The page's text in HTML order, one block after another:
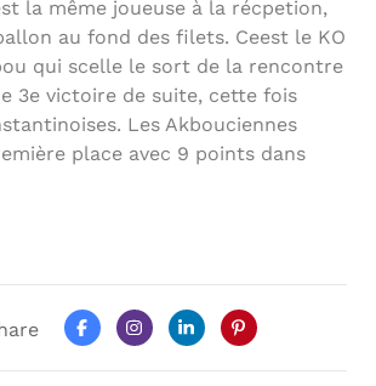
la même joueuse à la récpetion,
au fond des filets. Ceest le KO
qui scelle le sort de la rencontre
3e victoire de suite, cette fois
Les Akbouciennes
place avec 9 points dans